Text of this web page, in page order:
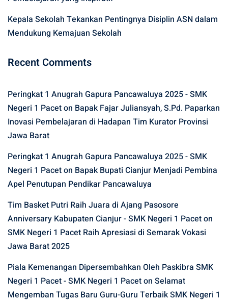
Kepala Sekolah Tekankan Pentingnya Disiplin ASN dalam
Mendukung Kemajuan Sekolah
Recent Comments
Peringkat 1 Anugrah Gapura Pancawaluya 2025 - SMK
Negeri 1 Paceton Bapak Fajar Juliansyah, S.Pd. Paparkan
Inovasi Pembelajaran di Hadapan Tim Kurator Provinsi
Jawa Barat
Peringkat 1 Anugrah Gapura Pancawaluya 2025 - SMK
Negeri 1 Paceton Bapak Bupati Cianjur Menjadi Pembina
Apel Penutupan Pendikar Pancawaluya
Tim Basket Putri Raih Juara di Ajang Pasosore
Anniversary Kabupaten Cianjur - SMK Negeri 1 Paceton
SMK Negeri 1 Pacet Raih Apresiasi di Semarak Vokasi
Jawa Barat 2025
Piala Kemenangan Dipersembahkan Oleh Paskibra SMK
Negeri 1 Pacet - SMK Negeri 1 Paceton Selamat
Mengemban Tugas Baru Guru-Guru Terbaik SMK Negeri 1